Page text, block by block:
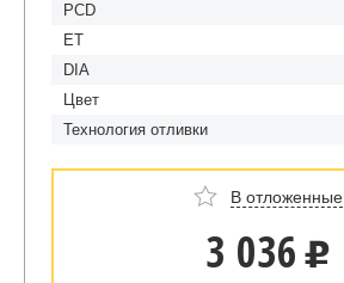
PCD
ET
DIA
Цвет
Технология отливки
В отложенные
3 036 u